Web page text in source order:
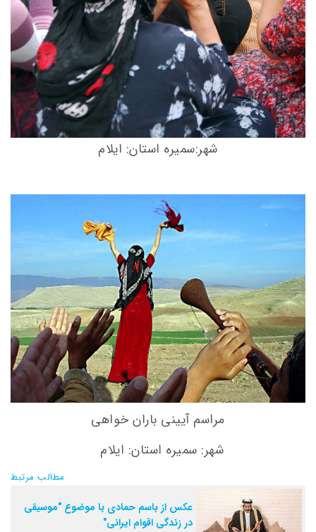
شهر:سمیره استان: ایلام
مراسم آیینی باران خواهی
شهر: سمیره استان: ایلام
مطالب مرتبط
عکس از باسم حمادی با موضوع "موسیقی
در زندگی اقوام ایرانی"